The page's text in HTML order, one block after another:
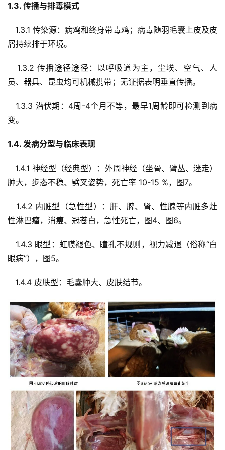
1.3. 传播与排毒模式
1.3.1 传染源：病鸡和终身带毒鸡；病毒随羽毛囊上皮及皮
屑持续排于环境。
1.3.2 传播途径途径：以呼吸道为主，尘埃、空气、人
员、器具、昆虫均可机械携带；无证据表明垂直传播。
1.3.3 潜伏期：4周-4个月不等，最早1周龄即可检测到病
变。
1.4. 发病分型与临床表现
1.4.1 神经型（经典型）：外周神经（坐骨、臂丛、迷走）
肿大，步态不稳、劈叉姿势，死亡率 10-15 %，图7。
1.4.2 内脏型（急性型）：肝、脾、肾、性腺等内脏多灶
性淋巴瘤，消瘦、冠苍白，急性死亡，图4、图6。
1.4.3 眼型：虹膜褪色、瞳孔不规则，视力减退（俗称“白
眼病”），图5。
1.4.4 皮肤型：毛囊肿大、皮肤结节。